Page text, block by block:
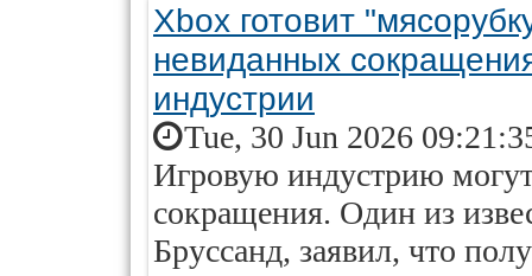
Xbox готовит
невиданных
индустрии
Tue, 30 Jun 2026
Игровую индустрию
сокращения. Один из
Бруссанд, заявил, что